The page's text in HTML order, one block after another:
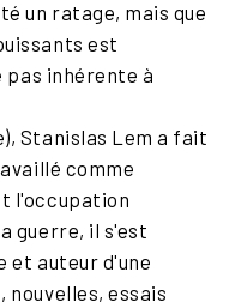
un ratage, mais que
est
inhérente à
Stanislas Lem a fait
comme
l'occupation
guerre, il s'est
et auteur d'une
nouvelles, essais